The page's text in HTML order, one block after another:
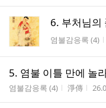
6. 부처님의
게시판명
염불감응록 (4)
5. 염불 이틀 만에 놀
게시판명
염불감응록 (4) 작성자
淨傳 작